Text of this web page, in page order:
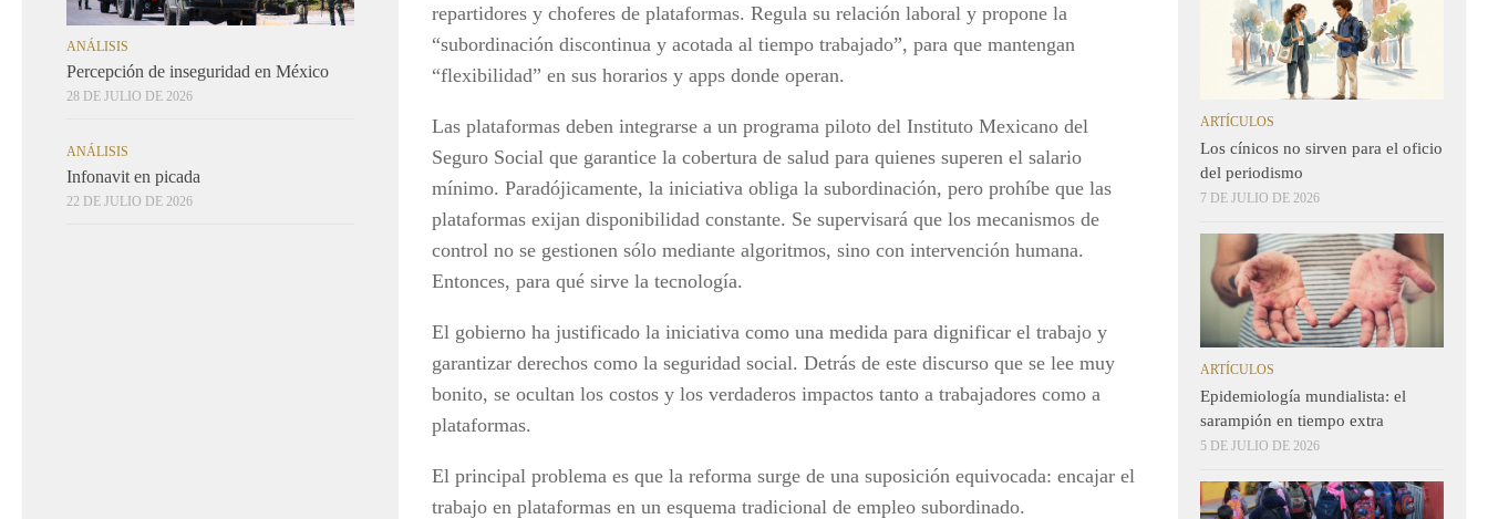
repartidores y choferes de plataformas. Regula su relación laboral y propone la
“subordinación discontinua y acotada al tiempo trabajado”, para que mantengan
“flexibilidad” en sus horarios y apps donde operan.
Las plataformas deben integrarse a un programa piloto del Instituto Mexicano del
Seguro Social que garantice la cobertura de salud para quienes superen el salario
mínimo. Paradójicamente, la iniciativa obliga la subordinación, pero prohíbe que las
plataformas exijan disponibilidad constante. Se supervisará que los mecanismos de
control no se gestionen sólo mediante algoritmos, sino con intervención humana.
Entonces, para qué sirve la tecnología.
El gobierno ha justificado la iniciativa como una medida para dignificar el trabajo y
garantizar derechos como la seguridad social. Detrás de este discurso que se lee muy
bonito, se ocultan los costos y los verdaderos impactos tanto a trabajadores como a
plataformas.
El principal problema es que la reforma surge de una suposición equivocada: encajar el
trabajo en plataformas en un esquema tradicional de empleo subordinado.
ANÁLISIS
Percepción de inseguridad en México
28 DE JULIO DE 2026
ANÁLISIS
Infonavit en picada
22 DE JULIO DE 2026
ARTÍCULOS
Los cínicos no sirven para el oficio
del periodismo
7 DE JULIO DE 2026
ARTÍCULOS
Epidemiología mundialista: el
sarampión en tiempo extra
5 DE JULIO DE 2026